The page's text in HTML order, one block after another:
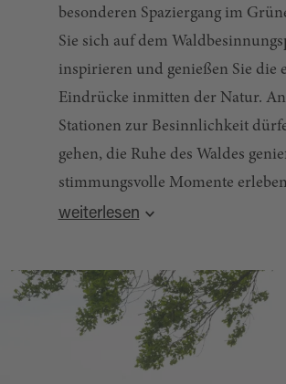
besonderen Spaziergang im
Sie sich auf dem
inspirieren und genießen Sie die
Eindrücke inmitten der Natur.
Stationen zur Besinnlichkeit
gehen, die Ruhe des Waldes
stimmungsvolle Momente
das Leben und Wirken der
Zusammenarbeit von Forstbetrieb,
Marktgemeinde, der katholischen
Laurentius Konnersreuth und der
Zisterzienserinnen-Abtei
weiterlesen